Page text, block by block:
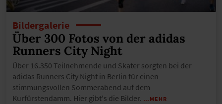
Bildergalerie
Über 300 Fotos von der adidas
Runners City Night
Über 16.350 Teilnehmende und Skater sorgten bei der
adidas Runners City Night in Berlin für einen
stimmungsvollen Sommerabend auf dem
Kurfürstendamm. Hier gibt's die Bilder. …MEHR